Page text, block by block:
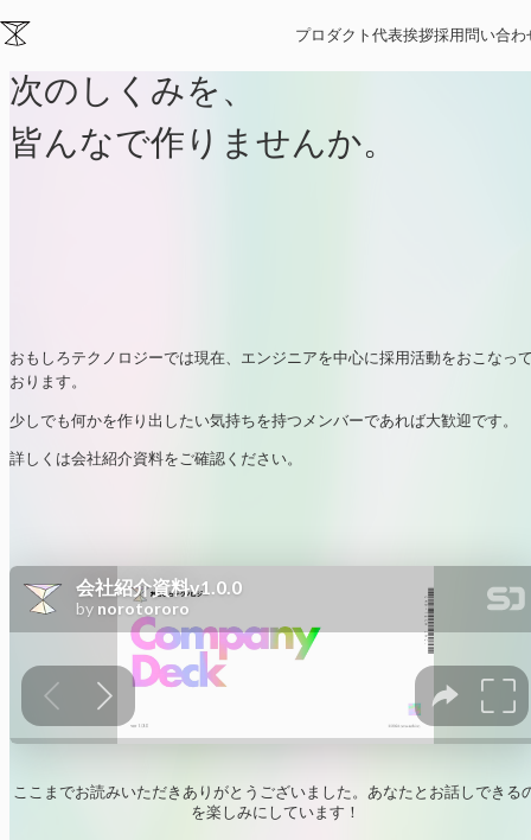
プロダクト 代表挨拶採用 問い合わ
採用
次のしくみを、
皆んなで作りませんか。
おもしろテクノロジーでは現在、エンジニアを中心に採用活動をおこなっ
おります。
少しでも何かを作り出したい気持ちを持つメンバーであれば大歓迎です。
詳しくは会社紹介資料をご確認ください。
ここまでお読みいただきありがとうございました。あなたとお話しできる
を楽しみにしています！